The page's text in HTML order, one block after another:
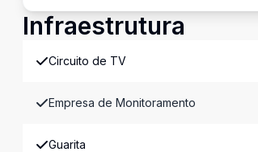
Infraestrutura
Circuito de TV
Empresa de Monitoramento
Guarita